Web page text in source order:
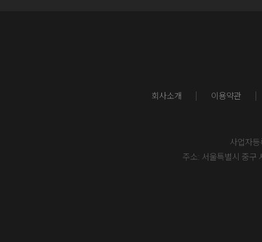
회사소개 이용약관
사업자
주소: 서울특별시 중구